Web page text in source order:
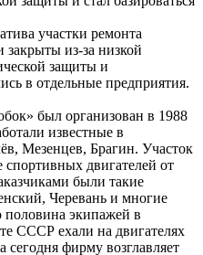
участки ремонта
из-за низкой
защиты и
в отдельные предприятия.
был организован в 1988
известные в
Мезенцев, Брагин. Участок
спортивных двигателей от
были такие
Черевань и многие
половина экипажей в
СССР ехали на двигателях
фирму возглавляет